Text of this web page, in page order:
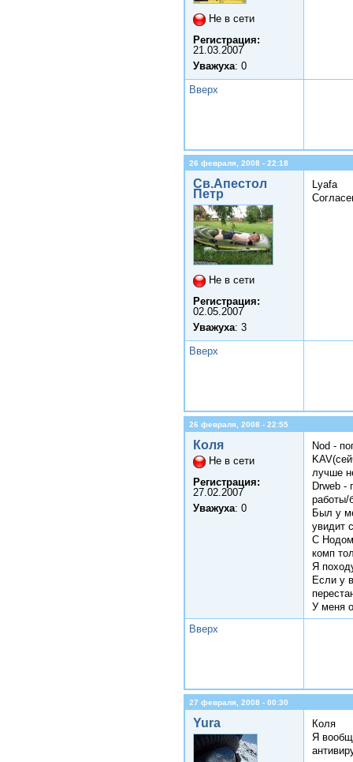
Не в сети
Регистрация:
21.03.2007
Уважуха: 0
Вверх
26 февраля, 2008 - 22:18
Св.Апестол
Петр
Не в сети
Регистрация:
02.05.2007
Уважуха: 3
Lyafa
Вверх
26 февраля, 2008 - 22:55
Коля
Не в сети
Регистрация:
27.02.2007
Уважуха: 0
Nod -
лучше
Drweb -
работы/
Был у
увидит
С Нодом
комп
Я
Если у
У меня
Вверх
27 февраля, 2008 - 00:30
Yura
Коля
Я